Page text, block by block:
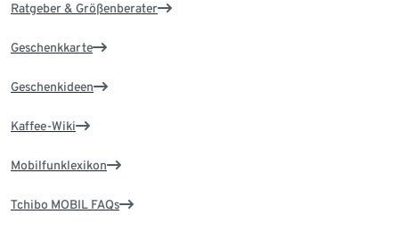
Ratgeber & Größenberater
Geschenkkarte
Geschenkideen
Kaffee-Wiki
Mobilfunklexikon
Tchibo MOBIL FAQs